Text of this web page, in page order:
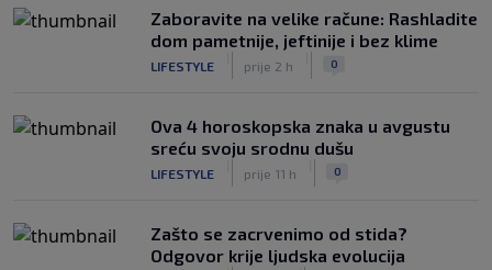
Zaboravite na velike račune: Rashladite
dom pametnije, jeftinije i bez klime
LIFESTYLE prije 2 h 0
Ova 4 horoskopska znaka u avgustu
sreću svoju srodnu dušu
LIFESTYLE prije 11 h 0
Zašto se zacrvenimo od stida?
Odgovor krije ljudska evolucija